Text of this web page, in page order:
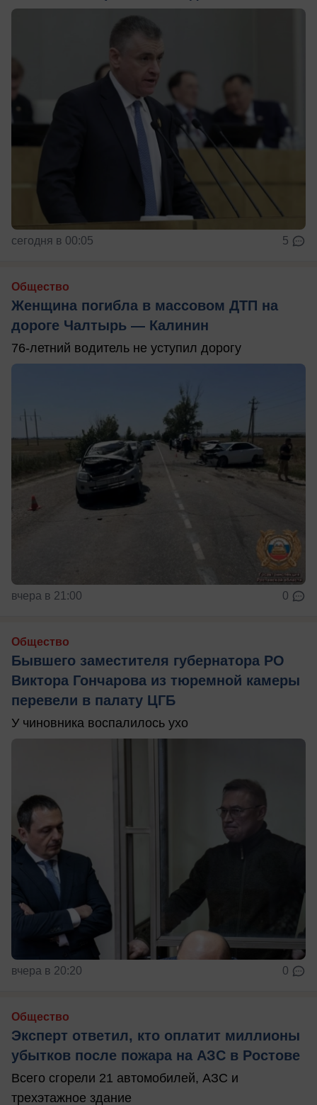
сегодня в 00:05 5
Общество
Женщина погибла в массовом ДТП на
дороге Чалтырь — Калинин
76-летний водитель не уступил дорогу
вчера в 21:00 0
Общество
Бывшего заместителя губернатора РО
Виктора Гончарова из тюремной камеры
перевели в палату ЦГБ
У чиновника воспалилось ухо
вчера в 20:20 0
Общество
Эксперт ответил, кто оплатит миллионы
убытков после пожара на АЗС в Ростове
Всего сгорели 21 автомобилей, АЗС и
трехэтажное здание